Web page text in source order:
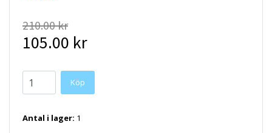
210.00 kr
105.00 kr
Antal i lager: 1